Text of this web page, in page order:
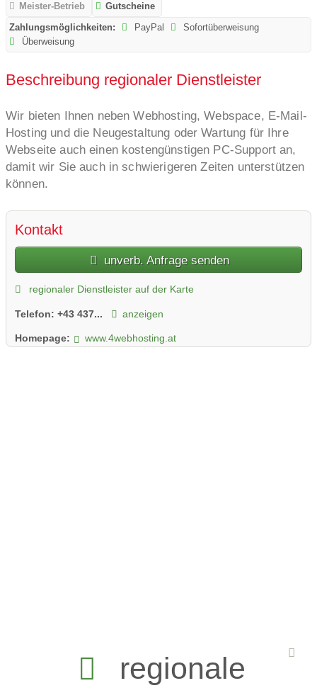
Meister-Betrieb
Gutscheine
Zahlungsmöglichkeiten:
PayPal
Sofortüberweisung
Überweisung
Beschreibung regionaler Dienstleister
Wir bieten Ihnen neben Webhosting, Webspace, E-Mail-
Hosting und die Neugestaltung oder Wartung für Ihre
Webseite auch einen kostengünstigen PC-Support an,
damit wir Sie auch in schwierigeren Zeiten unterstützen
können.
Kontakt
unverb. Anfrage senden
regionaler Dienstleister auf der Karte
Telefon: +43 437... anzeigen
Homepage: www.4webhosting.at
regionale